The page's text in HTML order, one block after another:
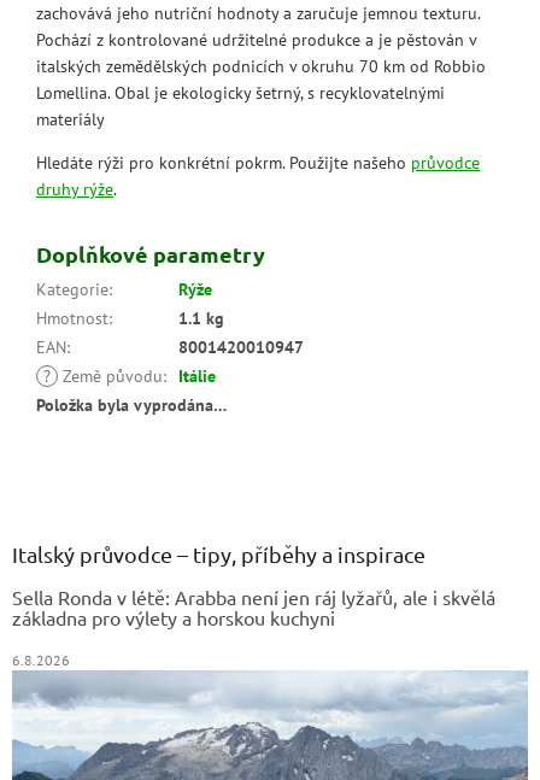
zachovává jeho nutriční hodnoty a zaručuje jemnou texturu.
Pochází z kontrolované udržitelné produkce a je pěstován v
italských zemědělských podnicích v okruhu 70 km od Robbio
Lomellina. Obal je ekologicky šetrný, s recyklovatelnými
materiály
Hledáte rýži pro konkrétní pokrm. Použijte našeho průvodce
druhy rýže.
Doplňkové parametry
Kategorie:
Rýže
Hmotnost:
1.1 kg
EAN:
8001420010947
? Země původu:
Itálie
Položka byla vyprodána…
Italský průvodce – tipy, příběhy a inspirace
Sella Ronda v létě: Arabba není jen ráj lyžařů, ale i skvělá
základna pro výlety a horskou kuchyni
6.8.2026